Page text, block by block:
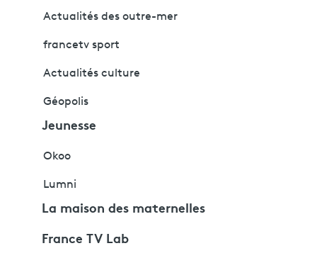
Actualités des outre-mer
francetv sport
Actualités culture
Géopolis
Jeunesse
Okoo
Lumni
La maison des maternelles
France TV Lab